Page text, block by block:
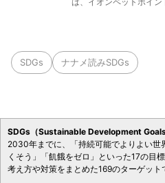
SDGs ナナメ読みSDGs
SDGs（Sustainable Development Goals
2030年までに、「持続可能でよりよい世
くそう」「飢餓をゼロ」といった17の目
考え方や対策をまとめた169のターゲット